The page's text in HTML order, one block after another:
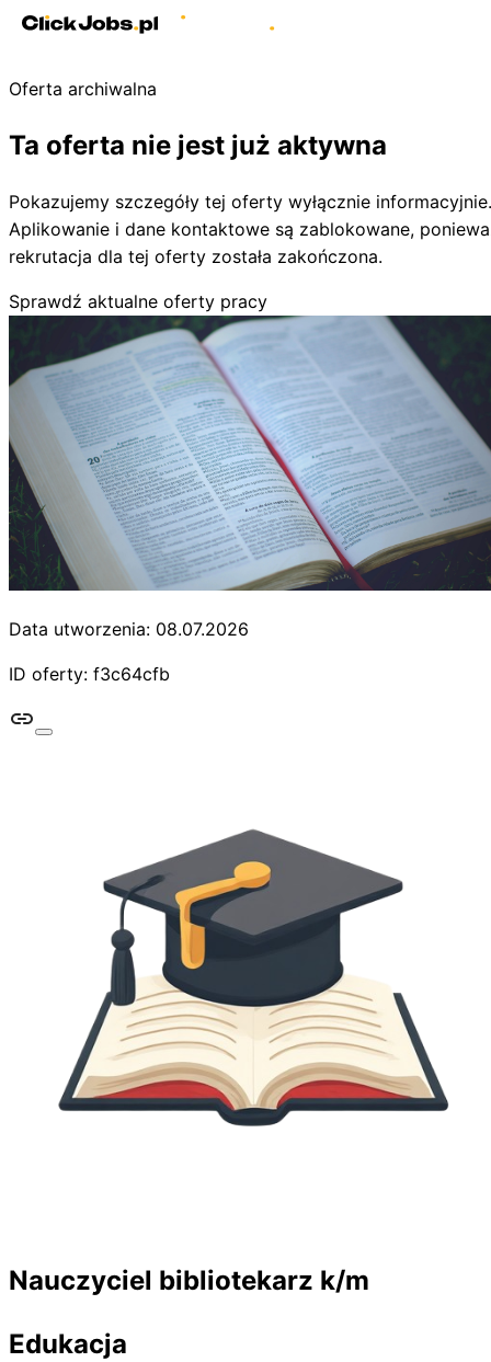
Oferta archiwalna
Ta oferta nie jest już aktywna
Pokazujemy szczegóły tej oferty wyłącznie informacyjnie.
Aplikowanie i dane kontaktowe są zablokowane,
rekrutacja dla tej oferty została zakończona.
Sprawdź aktualne oferty pracy
Data utworzenia: 08.07.2026
ID oferty: f3c64cfb
Nauczyciel bibliotekarz k/m
Edukacja